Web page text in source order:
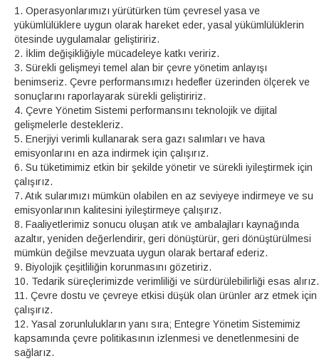
1. Operasyonlarımızı yürütürken tüm çevresel yasa ve
yükümlülüklere uygun olarak hareket eder, yasal yükümlülüklerin
ötesinde uygulamalar geliştiririz.
2. İklim değişikliğiyle mücadeleye katkı veririz.
3. Sürekli gelişmeyi temel alan bir çevre yönetim anlayışı
benimseriz. Çevre performansımızı hedefler üzerinden ölçerek ve
sonuçlarını raporlayarak sürekli geliştiririz.
4. Çevre Yönetim Sistemi performansını teknolojik ve dijital
gelişmelerle destekleriz.
5. Enerjiyi verimli kullanarak sera gazı salımları ve hava
emisyonlarını en aza indirmek için çalışırız.
6. Su tüketimimiz etkin bir şekilde yönetir ve sürekli iyileştirmek için
çalışırız.
7. Atık sularımızı mümkün olabilen en az seviyeye indirmeye ve su
emisyonlarının kalitesini iyileştirmeye çalışırız.
8. Faaliyetlerimiz sonucu oluşan atık ve ambalajları kaynağında
azaltır, yeniden değerlendirir, geri dönüştürür, geri dönüştürülmesi
mümkün değilse mevzuata uygun olarak bertaraf ederiz.
9. Biyolojik çeşitliliğin korunmasını gözetiriz.
10. Tedarik süreçlerimizde verimliliği ve sürdürülebilirliği esas alırız.
11. Çevre dostu ve çevreye etkisi düşük olan ürünler arz etmek için
çalışırız.
12. Yasal zorunlulukların yanı sıra; Entegre Yönetim Sistemimiz
kapsamında çevre politikasının izlenmesi ve denetlenmesini de
sağlarız.